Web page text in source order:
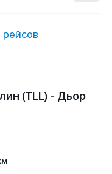
(TLL) - Дьор